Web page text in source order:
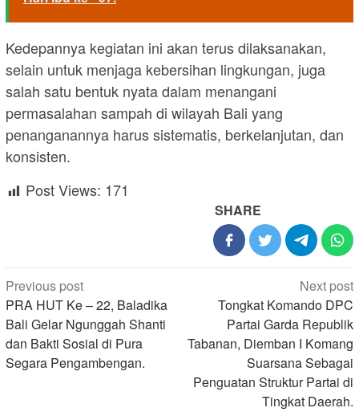
Kedepannya kegiatan ini akan terus dilaksanakan,
selain untuk menjaga kebersihan lingkungan, juga
salah satu bentuk nyata dalam menangani
permasalahan sampah di wilayah Bali yang
penanganannya harus sistematis, berkelanjutan, dan
konsisten.
Post Views: 171
SHARE
Post
navigation
Previous post
PRA HUT Ke – 22, Baladika
Bali Gelar Ngunggah Shanti
dan Bakti Sosial di Pura
Segara Pengambengan.
Next post
Tongkat Komando DPC
Partai Garda Republik
Tabanan, Diemban I Komang
Suarsana Sebagai
Penguatan Struktur Partai di
Tingkat Daerah.